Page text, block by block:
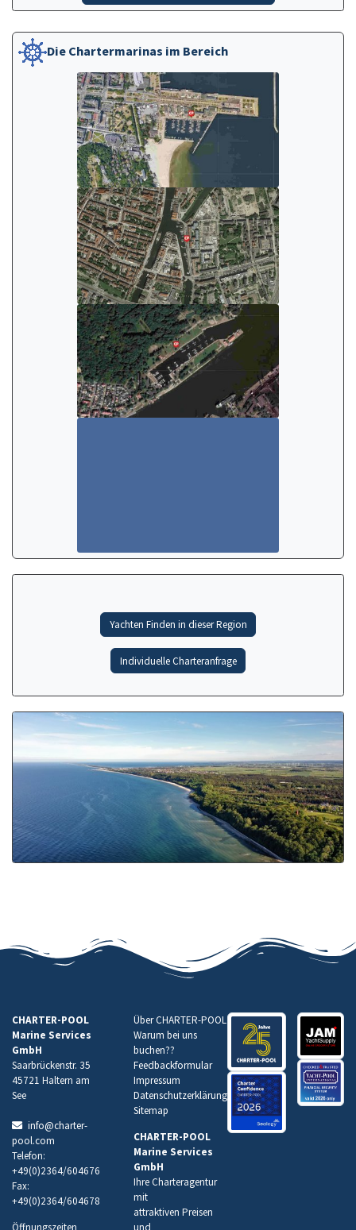
Die Chartermarinas im Bereich
Yachten Finden in dieser Region
Individuelle Charteranfrage
CHARTER-POOL
Marine Services
GmbH
Saarbrückenstr. 35
45721 Haltern am
See
info@charter-
pool.com
Telefon:
+49(0)2364/604676
Fax:
+49(0)2364/604678
Öffnungszeiten
Über CHARTER-POOL
Warum bei uns
buchen??
Feedbackformular
Impressum
Datenschutzerklärung
Sitemap
CHARTER-POOL
Marine Services
GmbH
Ihre Charteragentur
mit
attraktiven Preisen
und